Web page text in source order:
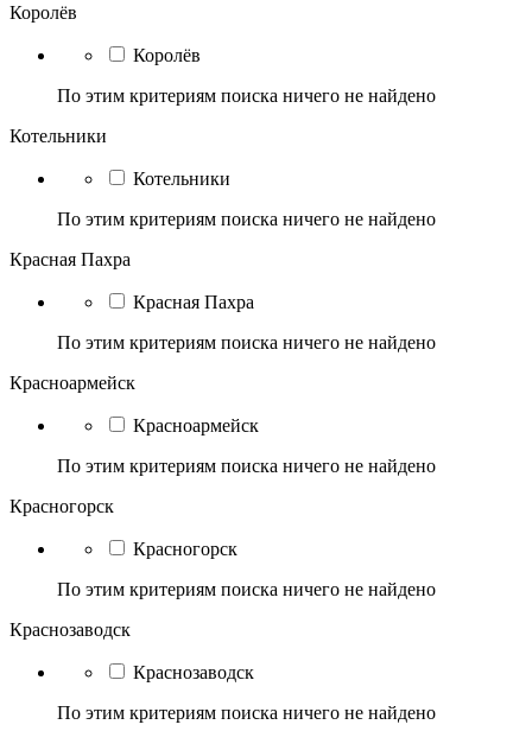
Королёв
Королёв
По этим критериям поиска ничего не найдено
Котельники
Котельники
По этим критериям поиска ничего не найдено
Красная Пахра
Красная Пахра
По этим критериям поиска ничего не найдено
Красноармейск
Красноармейск
По этим критериям поиска ничего не найдено
Красногорск
Красногорск
По этим критериям поиска ничего не найдено
Краснозаводск
Краснозаводск
По этим критериям поиска ничего не найдено